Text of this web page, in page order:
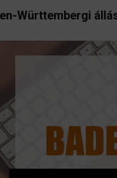
Württembergi